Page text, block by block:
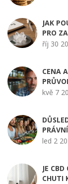
JAK
PRO
říj 30
CENA
kvě 7
led 2
JE
CHUTI